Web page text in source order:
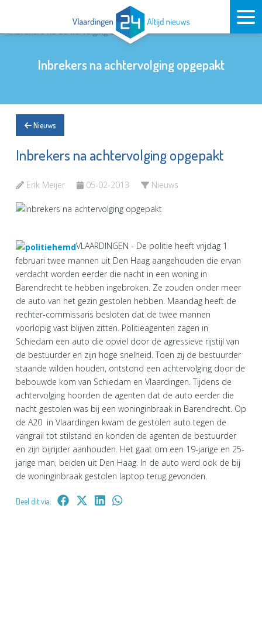
Inbrekers na achtervolging opgepakt
Nieuws
Inbrekers na achtervolging opgepakt
Erik Meijer 05-02-2013 Nieuws
VLAARDINGEN - De politie heeft vrijdag 1
februari twee mannen uit Den Haag aangehouden die ervan
verdacht worden eerder die nacht in een woning in
Barendrecht te hebben ingebroken. Ze zouden onder meer
de auto van het gezin gestolen hebben. Maandag heeft de
rechter-commissaris besloten dat de twee mannen
voorlopig vast blijven zitten. Politieagenten zagen in
Schiedam een auto die opviel door de agressieve rijstijl van
de bestuurder en zijn hoge snelheid. Toen zij de bestuurder
staande wilden houden, ontstond een achtervolging door de
bebouwde kom van Schiedam en Vlaardingen. Tijdens de
achtervolging hoorden de agenten dat de auto eerder die
nacht gestolen was bij een woninginbraak in Barendrecht. Op
de A20 in Vlaardingen kwam de gestolen auto tegen de
vangrail tot stilstand en konden de agenten de bestuurder
en zijn bijrijder aanhouden. Het gaat om een 19-jarige en 25-
jarige man, beiden uit Den Haag. In de auto werd ook de bij
de woninginbraak gestolen laptop terug gevonden.
Deel dit via: